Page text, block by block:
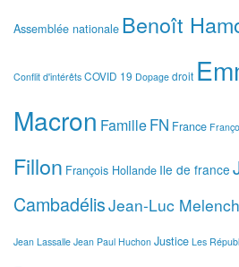
Assemblée nationale Benoît
Conflit d'intérêts COVID 19 Dopage droit
Macron FamilleFN France
Fillon François Hollande Ile de france
CambadélisJean-Luc
Jean Lassalle Jean Paul Huchon Justice Les